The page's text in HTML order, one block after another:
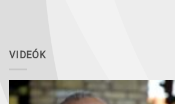
VIDEÓK